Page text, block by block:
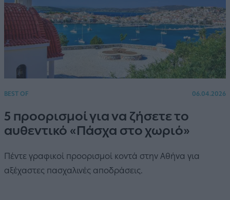
BEST OF 06.04.2026
5 προορισμοί για να ζήσετε το
αυθεντικό «Πάσχα στο χωριό»
Πέντε γραφικοί προορισμοί κοντά στην Αθήνα για
αξέχαστες πασχαλινές αποδράσεις.